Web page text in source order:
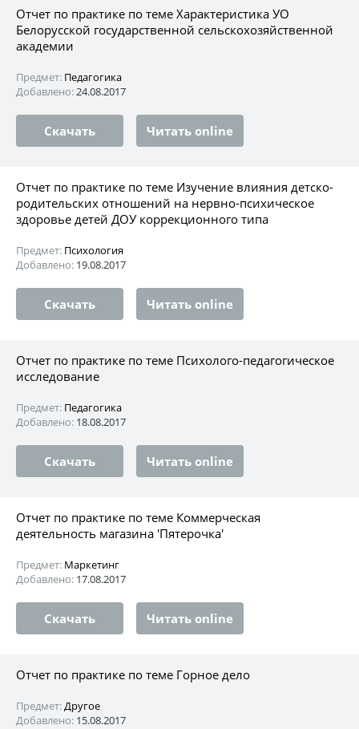
Отчет по практике по теме Характеристика УО
Белорусской государственной сельскохозяйственной
академии
Предмет: Педагогика
Добавлено:24.08.2017
Скачать Читать online
Отчет по практике по теме Изучение влияния детско-
родительских отношений на нервно-психическое
здоровье детей ДОУ коррекционного типа
Предмет: Психология
Добавлено: 19.08.2017
Скачать Читать online
Отчет по практике по теме Психолого-педагогическое
исследование
Предмет: Педагогика
Добавлено: 18.08.2017
Скачать Читать online
Отчет по практике по теме Коммерческая
деятельность магазина 'Пятерочка'
Предмет: Маркетинг
Добавлено: 17.08.2017
Скачать Читать online
Отчет по практике по теме Горное дело
Предмет:Другое
Добавлено: 15.08.2017